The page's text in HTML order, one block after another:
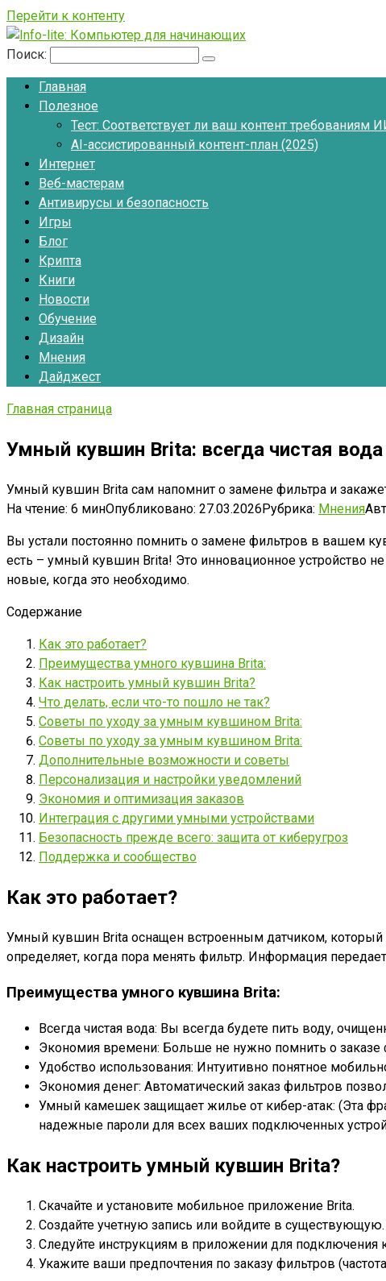
Перейти к контенту
Поиск:
Главная
Полезное
Тест: Соответствует ли ваш контент требованиям
AI-ассистированный контент-план (2025)
Интернет
Веб-мастерам
Антивирусы и безопасность
Игры
Блог
Крипта
Книги
Новости
Обучение
Дизайн
Мнения
Дайджест
Главная страница
Умный кувшин Brita: всегда чистая вода
Умный кувшин Brita сам напомнит о замене фильтра и
На чтение: 6 минОпубликовано: 27.03.2026Рубрика: Мнения
Вы устали постоянно помнить о замене фильтров в вашем
есть – умный кувшин Brita! Это инновационное устройство
новые, когда это необходимо.
Содержание
Как это работает?
Преимущества умного кувшина Brita:
Как настроить умный кувшин Brita?
Что делать, если что-то пошло не так?
Советы по уходу за умным кувшином Brita:
Советы по уходу за умным кувшином Brita:
Дополнительные возможности и советы
Персонализация и настройки уведомлений
Экономия и оптимизация заказов
Интеграция с другими умными устройствами
Безопасность прежде всего: защита от киберугроз
Поддержка и сообщество
Как это работает?
Умный кувшин Brita оснащен встроенным датчиком, который
определяет, когда пора менять фильтр. Информация
Преимущества умного кувшина Brita:
Всегда чистая вода: Вы всегда будете пить воду,
Экономия времени: Больше не нужно помнить о заказе
Удобство использования: Интуитивно понятное
Экономия денег: Автоматический заказ фильтров
Умный камешек защищает жилье от кибер-атак: (Эта
надежные пароли для всех ваших подключенных
Как настроить умный кувшин Brita?
Скачайте и установите мобильное приложение Brita.
Создайте учетную запись или войдите в существующую.
Следуйте инструкциям в приложении для подключения
Укажите ваши предпочтения по заказу фильтров